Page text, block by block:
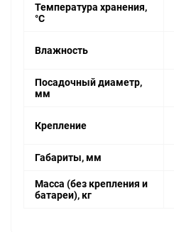
Температура хранения,
°C
Влажность
Посадочный диаметр,
мм
Крепление
Габариты, мм
Масса (без крепления и
батареи), кг